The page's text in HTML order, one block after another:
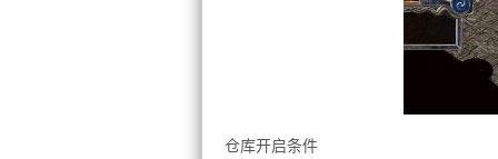
仓库开启条件